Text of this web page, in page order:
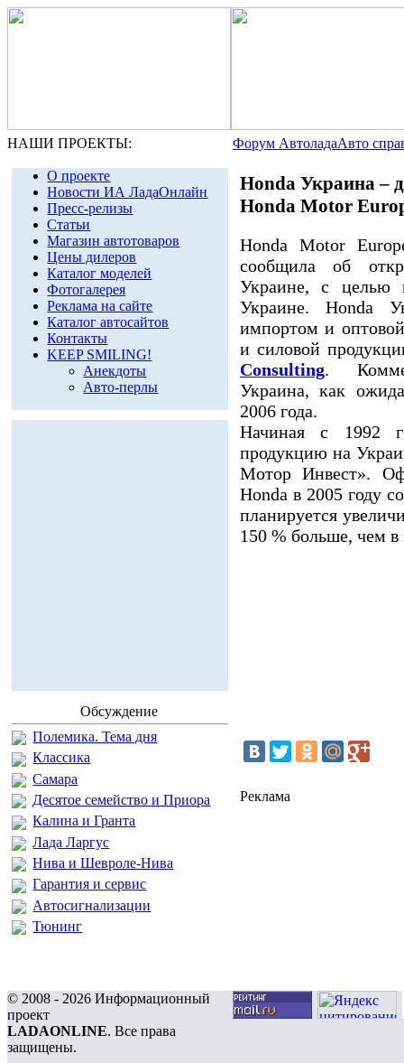
НАШИ ПРОЕКТЫ: Форум АвтоладаАвто
О проекте
Новости ИА ЛадаОнлайн
Пресс-релизы
Статьи
Магазин автотоваров
Цены дилеров
Каталог моделей
Фотогалерея
Реклама на сайте
Каталог автосайтов
Контакты
KEEP SMILING!
Анекдоты
Авто-перлы
Обсуждение
Полемика. Тема дня
Классика
Самара
Десятое семейство и Приора
Калина и Гранта
Лада Ларгус
Нива и Шевроле-Нива
Гарантия и сервис
Автосигнализации
Тюнинг
Honda Украина –
Honda Motor
Honda Motor
сообщила об
Украине, с целью
Украине. Honda
импортом и
и силовой
Consulting.
Украина, как
2006 года.
Начиная с 1992
продукцию на
Мотор Инвест».
Honda в 2005 году
планируется
150 % больше, чем в
Реклама
© 2008 - 2026 Информационный
проект
LADAONLINE. Все права
защищены.